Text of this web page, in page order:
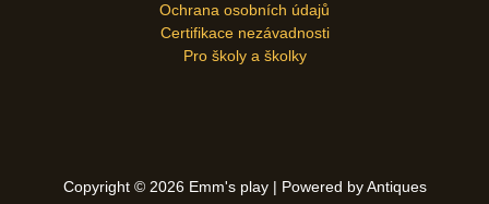
Ochrana osobních údajů
Certifikace nezávadnosti
Pro školy a školky
Copyright © 2026 Emm's play | Powered by Antiques